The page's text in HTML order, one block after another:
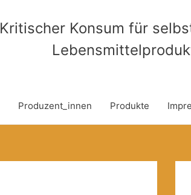
Kritischer Konsum für
Produzent_innen Produkte